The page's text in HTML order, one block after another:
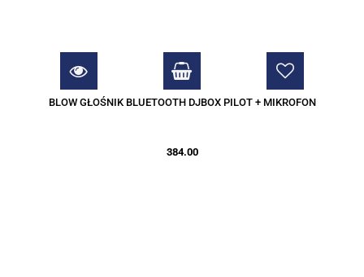
BLOW GŁOŚNIK BLUETOOTH DJBOX PILOT + MIKROFON
384.00